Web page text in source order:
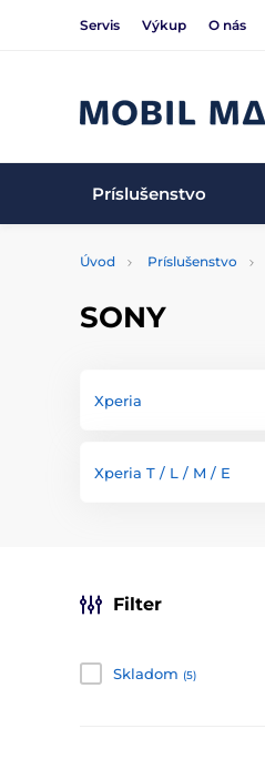
Servis Výkup O nás
Príslušenstvo
Úvod Príslušenstvo
SONY
Xperia
Xperia T / L / M / E
Filter
Skladom (5)